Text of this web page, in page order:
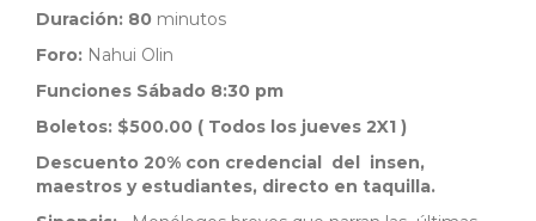
Duración: 80 minutos
Foro: Nahui Olin
Funciones Sábado 8:30 pm
Boletos: $500.00 ( Todos los jueves 2X1 )
Descuento 20% con credencial del insen,
maestros y estudiantes, directo en taquilla.